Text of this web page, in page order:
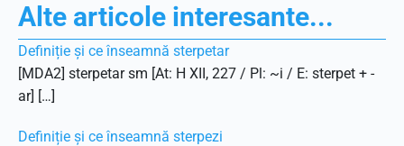
Alte articole interesante...
Definiție și ce înseamnă sterpetar
[MDA2] sterpetar sm [At: H XII, 227 / Pl: ~i / E: sterpet + -
ar] […]
Definiție și ce înseamnă sterpezi